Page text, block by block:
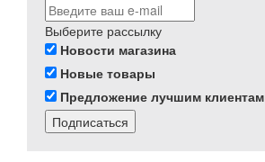
Выберите рассылку
Новости магазина
Новые товары
Предложение лучшим клиентам
Подписаться